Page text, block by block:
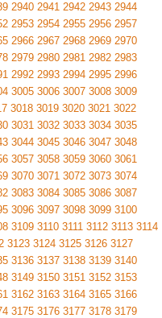
2940 2941 2942 2943 2944
2953 2954 2955 2956 2957
2966 2967 2968 2969 2970
2979 2980 2981 2982 2983
2992 2993 2994 2995 2996
3005 3006 3007 3008 3009
3018 3019 3020 3021 3022
3031 3032 3033 3034 3035
3044 3045 3046 3047 3048
3057 3058 3059 3060 3061
3070 3071 3072 3073 3074
3083 3084 3085 3086 3087
3096 3097 3098 3099 3100
3109 3110 3111 3112 3113 3114
3123 3124 3125 3126 3127
3136 3137 3138 3139 3140
3149 3150 3151 3152 3153
3162 3163 3164 3165 3166
3175 3176 3177 3178 3179